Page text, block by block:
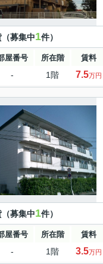
募集中1件）
屋番号 所在階 賃料
- 1階 7.5万円
募集中1件）
屋番号 所在階 賃料
- 1階 3.5万円